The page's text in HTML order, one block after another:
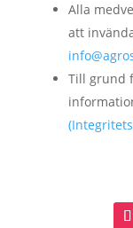
Alla
att
Till grund